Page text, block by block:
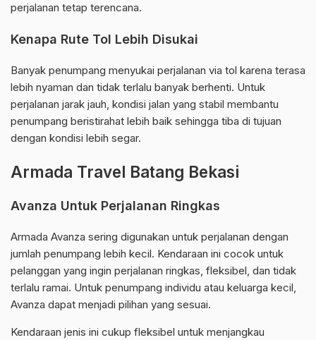
perjalanan tetap terencana.
Kenapa Rute Tol Lebih Disukai
Banyak penumpang menyukai perjalanan via tol karena terasa
lebih nyaman dan tidak terlalu banyak berhenti. Untuk
perjalanan jarak jauh, kondisi jalan yang stabil membantu
penumpang beristirahat lebih baik sehingga tiba di tujuan
dengan kondisi lebih segar.
Armada Travel Batang Bekasi
Avanza Untuk Perjalanan Ringkas
Armada Avanza sering digunakan untuk perjalanan dengan
jumlah penumpang lebih kecil. Kendaraan ini cocok untuk
pelanggan yang ingin perjalanan ringkas, fleksibel, dan tidak
terlalu ramai. Untuk penumpang individu atau keluarga kecil,
Avanza dapat menjadi pilihan yang sesuai.
Kendaraan jenis ini cukup fleksibel untuk menjangkau